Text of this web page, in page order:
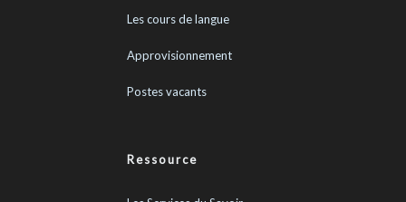
Les cours de langue
Approvisionnement
Postes vacants
Ressource